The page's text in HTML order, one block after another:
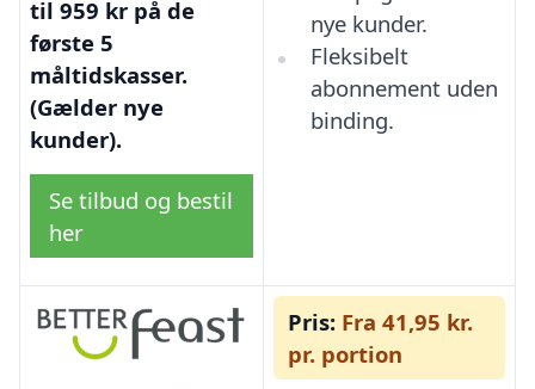
til 959 kr på de
første 5
måltidskasser.
(Gælder nye
kunder).
Se tilbud og bestil
her
nye kunder.
Fleksibelt
abonnement uden
binding.
Pris: Fra 41,95 kr.
pr. portion